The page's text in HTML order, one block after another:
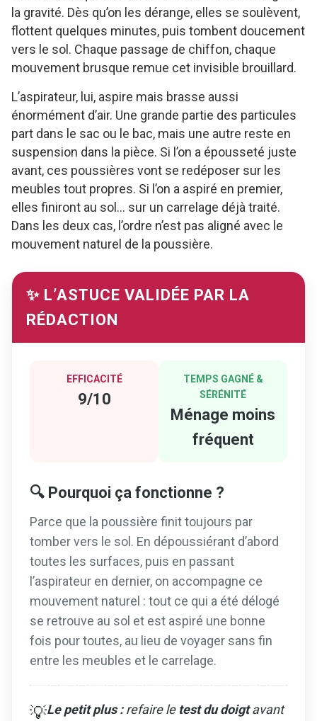
la gravité. Dès qu’on les dérange, elles se soulèvent,
flottent quelques minutes, puis tombent doucement
vers le sol. Chaque passage de chiffon, chaque
mouvement brusque remue cet invisible brouillard.
L’aspirateur, lui, aspire mais brasse aussi
énormément d’air. Une grande partie des particules
part dans le sac ou le bac, mais une autre reste en
suspension dans la pièce. Si l’on a épousseté juste
avant, ces poussières vont se redéposer sur les
meubles tout propres. Si l’on a aspiré en premier,
elles finiront au sol… sur un carrelage déjà traité.
Dans les deux cas, l’ordre n’est pas aligné avec le
mouvement naturel de la poussière.
✨ L’ASTUCE VALIDÉE PAR LA
RÉDACTION
EFFICACITÉ
9/10
TEMPS GAGNÉ &
SÉRÉNITÉ
Ménage moins
fréquent
🔍 Pourquoi ça fonctionne ?
Parce que la poussière finit toujours par
tomber vers le sol. En dépoussiérant d’abord
toutes les surfaces, puis en passant
l’aspirateur en dernier, on accompagne ce
mouvement naturel : tout ce qui a été délogé
se retrouve au sol et est aspiré une bonne
fois pour toutes, au lieu de voyager sans fin
entre les meubles et le carrelage.
💡Le petit plus :refaire le test du doigtavant